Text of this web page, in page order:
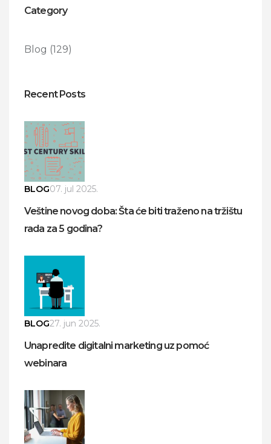
Category
Blog (129)
Recent Posts
BLOG07. jul 2025.
Veštine novog doba: Šta će biti traženo na tržištu
rada za 5 godina?
BLOG27. jun 2025.
Unapredite digitalni marketing uz pomoć
webinara